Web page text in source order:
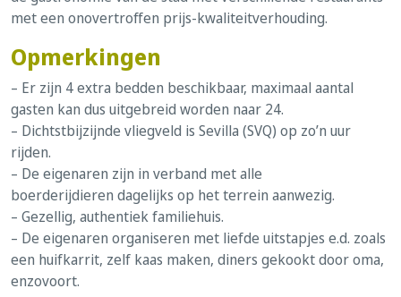
met een onovertroffen prijs-kwaliteitverhouding.
Opmerkingen
– Er zijn 4 extra bedden beschikbaar, maximaal aantal
gasten kan dus uitgebreid worden naar 24.
– Dichtstbijzijnde vliegveld is Sevilla (SVQ) op zo’n uur
rijden.
– De eigenaren zijn in verband met alle
boerderijdieren dagelijks op het terrein aanwezig.
– Gezellig, authentiek familiehuis.
– De eigenaren organiseren met liefde uitstapjes e.d. zoals
een huifkarrit, zelf kaas maken, diners gekookt door oma,
enzovoort.